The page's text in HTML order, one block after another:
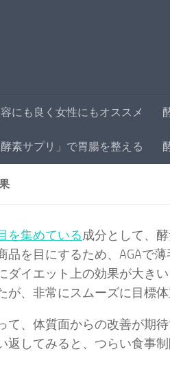
にも良く女性にもオススメ
酵素サプリ」で胃腸を整える
を集めている成分として、
品を目にするため、AGAで
ダイエット上の効果が大き
が、非常にスムーズに目標
て、体質面からの改善が期
返してみると、つらい食事